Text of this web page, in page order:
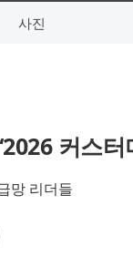
사진
커스터
망 리더들